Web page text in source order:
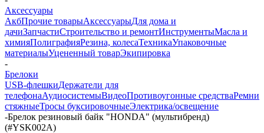
Аксессуары
АкбПрочие товарыАксессуарыДля дома и
дачиЗапчастиСтроительство и ремонтИнструментыМасла и
химияПолиграфияРезина, колесаТехникаУпаковочные
материалыУцененный товарЭкипировка
-
Брелоки
USB-флешкиДержатели для
телефонаАудиосистемыВидеоПротивоугонные средстваРемни
стяжныеТросы буксировочныеЭлектрика/освещение
-Брелок резиновый байк "HONDA" (мультибренд)
(#YSK002A)